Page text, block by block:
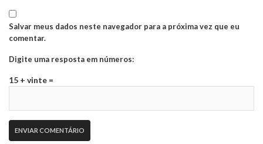
Salvar meus dados neste navegador para a próxima vez que eu
comentar.
Digite uma resposta em números:
15 + vinte =